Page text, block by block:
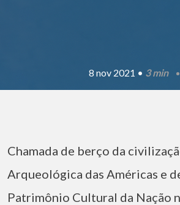
8 nov 2021 • 3 min
Chamada de berço da
Arqueológica das Américas e
Patrimônio Cultural da Nação